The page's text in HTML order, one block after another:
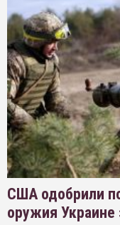
США одобрили
оружия Украине